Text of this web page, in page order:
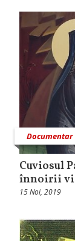
Documentar
Cuviosul
înnoirii
15 Noi, 2019